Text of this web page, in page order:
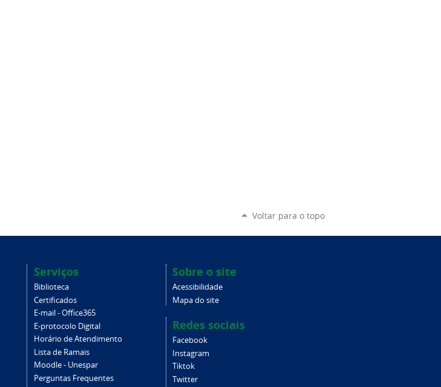
Voltar para o topo
Serviços
Biblioteca
Certificados
E-mail - Office365
E-protocolo Digital
Horário de Atendimento
Lista de Ramais
Moodle - Unespar
Perguntas Frequentes
Sobre o site
Acessibilidade
Mapa do site
Redes sociais
Facebook
Instagram
Tiktok
Twitter